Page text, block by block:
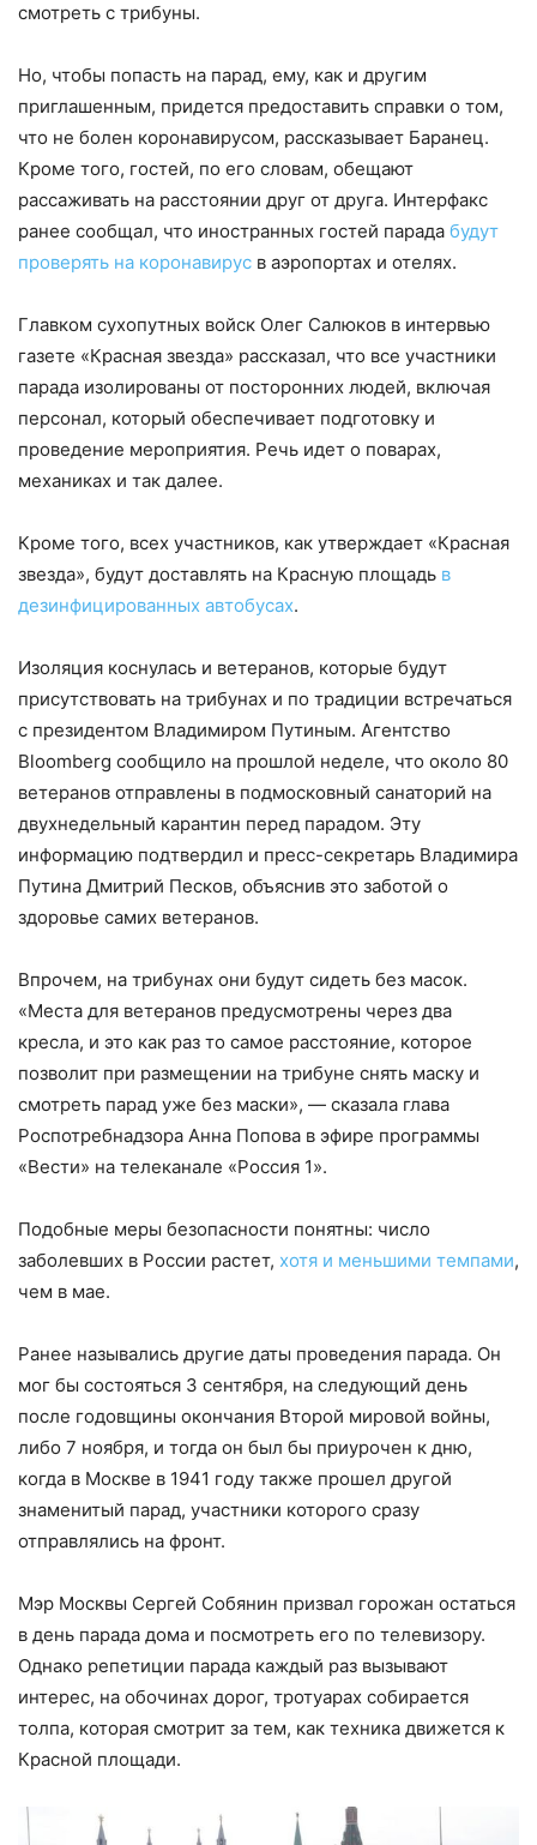
смотреть с трибуны.
Но, чтобы попасть на парад, ему, как и другим
приглашенным, придется предоставить справки о том,
что не болен коронавирусом, рассказывает Баранец.
Кроме того, гостей, по его словам, обещают
рассаживать на расстоянии друг от друга. Интерфакс
ранее сообщал, что иностранных гостей парада будут
проверять на коронавирус в аэропортах и отелях.
Главком сухопутных войск Олег Салюков в интервью
газете «Красная звезда» рассказал, что все участники
парада изолированы от посторонних людей, включая
персонал, который обеспечивает подготовку и
проведение мероприятия. Речь идет о поварах,
механиках и так далее.
Кроме того, всех участников, как утверждает «Красная
звезда», будут доставлять на Красную площадь в
дезинфицированных автобусах.
Изоляция коснулась и ветеранов, которые будут
присутствовать на трибунах и по традиции встречаться
с президентом Владимиром Путиным. Агентство
Bloomberg сообщило на прошлой неделе, что около 80
ветеранов отправлены в подмосковный санаторий на
двухнедельный карантин перед парадом. Эту
информацию подтвердил и пресс-секретарь Владимира
Путина Дмитрий Песков, объяснив это заботой о
здоровье самих ветеранов.
Впрочем, на трибунах они будут сидеть без масок.
«Места для ветеранов предусмотрены через два
кресла, и это как раз то самое расстояние, которое
позволит при размещении на трибуне снять маску и
смотреть парад уже без маски», — сказала глава
Роспотребнадзора Анна Попова в эфире программы
«Вести» на телеканале «Россия 1».
Подобные меры безопасности понятны: число
заболевших в России растет, хотя и меньшими темпами,
чем в мае.
Ранее назывались другие даты проведения парада. Он
мог бы состояться 3 сентября, на следующий день
после годовщины окончания Второй мировой войны,
либо 7 ноября, и тогда он был бы приурочен к дню,
когда в Москве в 1941 году также прошел другой
знаменитый парад, участники которого сразу
отправлялись на фронт.
Мэр Москвы Сергей Собянин призвал горожан остаться
в день парада дома и посмотреть его по телевизору.
Однако репетиции парада каждый раз вызывают
интерес, на обочинах дорог, тротуарах собирается
толпа, которая смотрит за тем, как техника движется к
Красной площади.